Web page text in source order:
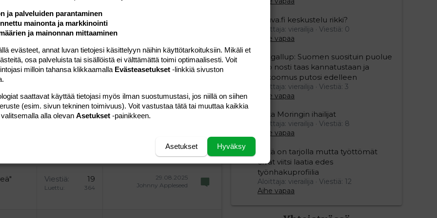
editoriin…lista
lista
sisennystä
sisennystä
oikealle
text
Paragraph format
1
2
3
Lisää hyperlinkki
Lisää kuva
Laajennettuun editoriin…KumoaLaajennettuun editoriin…
Esikatsele
koodispoiler
line
Viestiä 19
Luettu 364
29.08.2025
Johnny Appleseed
Vauva.fi keskustelu rikki?
Aloittaja: vierailija
Viestiä: 0
Aihe vapaa
Yle gallup: Suomen suosituin puolue
Sdp nosti taas kannatustaan ja
kokoomus putosi edelleen
Aloittaja: vierailija
Viestiä: 3
Aihe vapaa
Mika Moringin ihailijat
Aloittaja: vierailija
Viestiä: 8
Aihe vapaa
Töitä on tarjolla mutta työttömät
eivät viitsi laatia edes
työnhakuprofiilia
Aloittaja: vierailija
Viestiä: 12
Aihe vapaa
ja palveluiden parantaminen
mainonta ja markkinointi
ja mainonnan mittaaminen
evästeet, annat luvan tietojesi käsittelyyn näihin käyttötarkoituksiin. Mikäli et
osa palveluista tai sisällöistä ei välttämättä toimi optimaalisesti. Voit
milloin tahansa klikkaamalla Evästeasetukset -linkkiä sivuston
saattavat käyttää tietojasi myös ilman suostumustasi, jos niillä on siihen
(esim. sivun tekninen toimivuus). Voit vastustaa tätä tai muuttaa kaikkia
alla olevan Asetukset -painikkeen.
Hyväksy
Asetukset